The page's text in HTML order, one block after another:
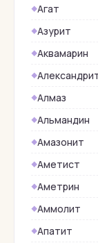
Агат
Азурит
Аквамарин
Алмаз
Альмандин
Амазонит
Аметист
Аметрин
Аммолит
Апатит